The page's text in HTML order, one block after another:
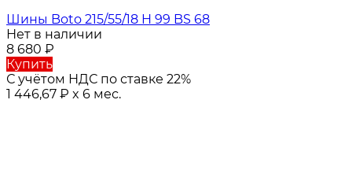
Шины Boto 215/55/18 H 99 BS 68
Нет в наличии
8 680 ₽
Купить
С учётом НДС по ставке 22%
1 446,67 ₽ x 6 мес.